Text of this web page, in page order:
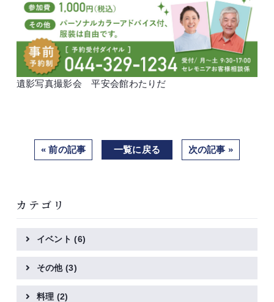
遺影写真撮影会 平安会館わたりだ
« 前の記事 一覧に戻る 次の記事 »
カテゴリ
イベント(6)
その他(3)
料理 (2)